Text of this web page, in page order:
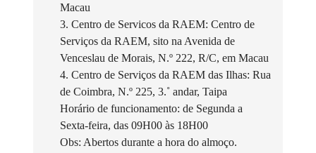
Macau
3. Centro de Servicos da RAEM: Centro de
Serviços da RAEM, sito na Avenida de
Venceslau de Morais, N.º 222, R/C, em Macau
4. Centro de Serviços da RAEM das Ilhas: Rua
de Coimbra, N.º 225, 3.˚ andar, Taipa
Horário de funcionamento: de Segunda a
Sexta-feira, das 09H00 às 18H00
Obs: Abertos durante a hora do almoço.